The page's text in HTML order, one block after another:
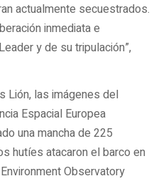
actualmente secuestrados.
inmediata e
y de su tripulación”,
Lión, las imágenes del
Espacial Europea
una mancha de 225
hutíes atacaron el barco en
Observatory